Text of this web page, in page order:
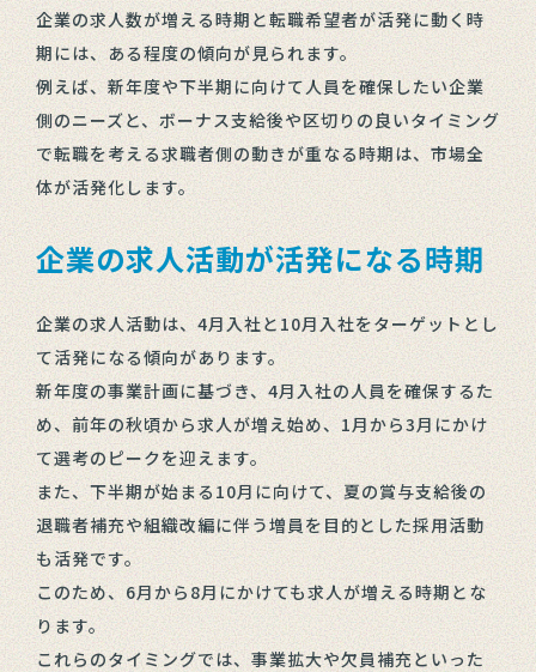
企業の求人数が増える時期と転職希望者が活発に動く時
期には、ある程度の傾向が見られます。
例えば、新年度や下半期に向けて人員を確保したい企業
側のニーズと、ボーナス支給後や区切りの良いタイミング
で転職を考える求職者側の動きが重なる時期は、市場全
体が活発化します。
企業の求人活動が活発になる時期
企業の求人活動は、4月入社と10月入社をターゲットとし
て活発になる傾向があります。
新年度の事業計画に基づき、4月入社の人員を確保するた
め、前年の秋頃から求人が増え始め、1月から3月にかけ
て選考のピークを迎えます。
また、下半期が始まる10月に向けて、夏の賞与支給後の
退職者補充や組織改編に伴う増員を目的とした採用活動
も活発です。
このため、6月から8月にかけても求人が増える時期とな
ります。
これらのタイミングでは、事業拡大や欠員補充といった